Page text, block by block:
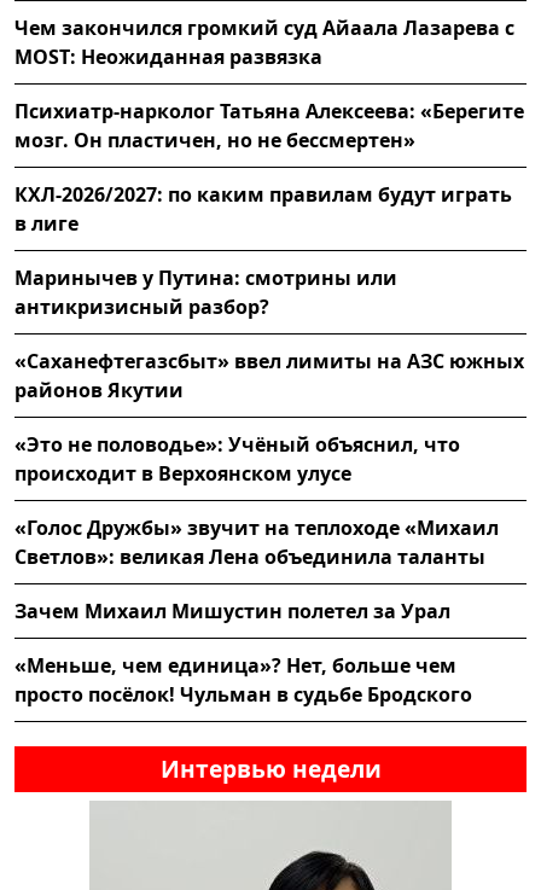
Чем закончился громкий суд Айаала Лазарева с
MOST: Неожиданная развязка
Психиатр-нарколог Татьяна Алексеева: «Берегите
мозг. Он пластичен, но не бессмертен»
КХЛ-2026/2027: по каким правилам будут играть
в лиге
Маринычев у Путина: смотрины или
антикризисный разбор?
«Саханефтегазсбыт» ввел лимиты на АЗС южных
районов Якутии
«Это не половодье»: Учёный объяснил, что
происходит в Верхоянском улусе
«Голос Дружбы» звучит на теплоходе «Михаил
Светлов»: великая Лена объединила таланты
Зачем Михаил Мишустин полетел за Урал
«Меньше, чем единица»? Нет, больше чем
просто посёлок! Чульман в судьбе Бродского
Интервью недели